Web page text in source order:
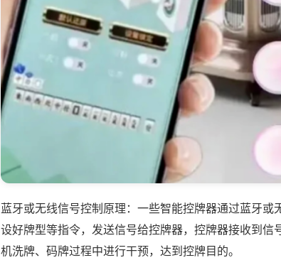
蓝牙或无线信号控制原理：一些智能控牌器通过蓝牙
设好牌型等指令，发送信号给控牌器，控牌器接收到
机洗牌、码牌过程中进行干预，达到控牌目的。